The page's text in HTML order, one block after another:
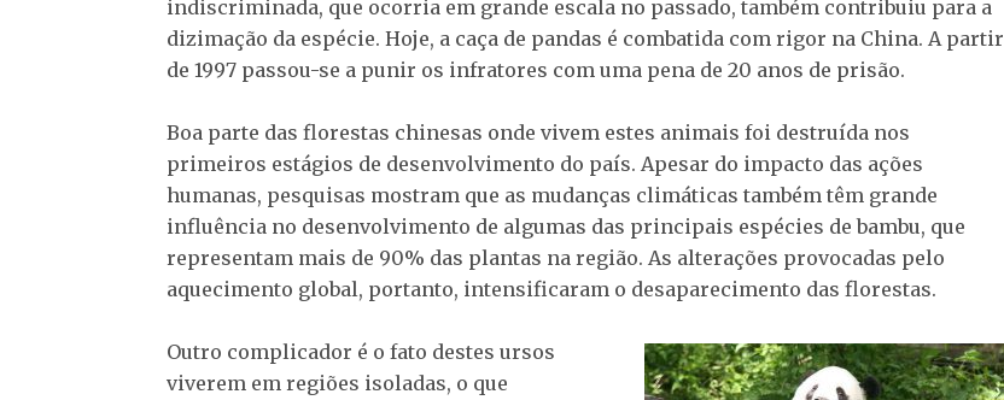
indiscriminada, que ocorria em grande escala no passado, também contribuiu para a
dizimação da espécie. Hoje, a caça de pandas é combatida com rigor na China. A partir
de 1997 passou-se a punir os infratores com uma pena de 20 anos de prisão.
Boa parte das florestas chinesas onde vivem estes animais foi destruída nos
primeiros estágios de desenvolvimento do país. Apesar do impacto das ações
humanas, pesquisas mostram que as mudanças climáticas também têm grande
influência no desenvolvimento de algumas das principais espécies de bambu, que
representam mais de 90% das plantas na região. As alterações provocadas pelo
aquecimento global, portanto, intensificaram o desaparecimento das florestas.
Outro complicador é o fato destes ursos
viverem em regiões isoladas, o que